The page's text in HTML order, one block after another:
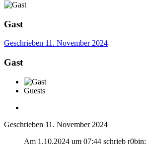
Gast
Geschrieben 11. November 2024
Gast
Guests
Geschrieben 11. November 2024
Am 1.10.2024 um 07:44 schrieb r0bin: